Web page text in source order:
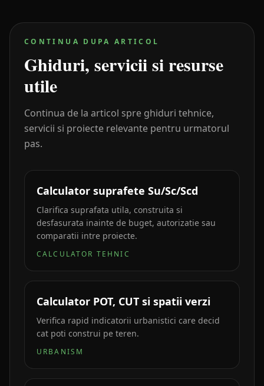
CONTINUA DUPA ARTICOL
Ghiduri, servicii si resurse
utile
Continua de la articol spre ghiduri tehnice,
servicii si proiecte relevante pentru urmatorul
pas.
Calculator suprafete Su/Sc/Scd
Clarifica suprafata utila, construita si
desfasurata inainte de buget, autorizatie sau
comparatii intre proiecte.
CALCULATOR TEHNIC
Calculator POT, CUT si spatii verzi
Verifica rapid indicatorii urbanistici care decid
cat poti construi pe teren.
URBANISM